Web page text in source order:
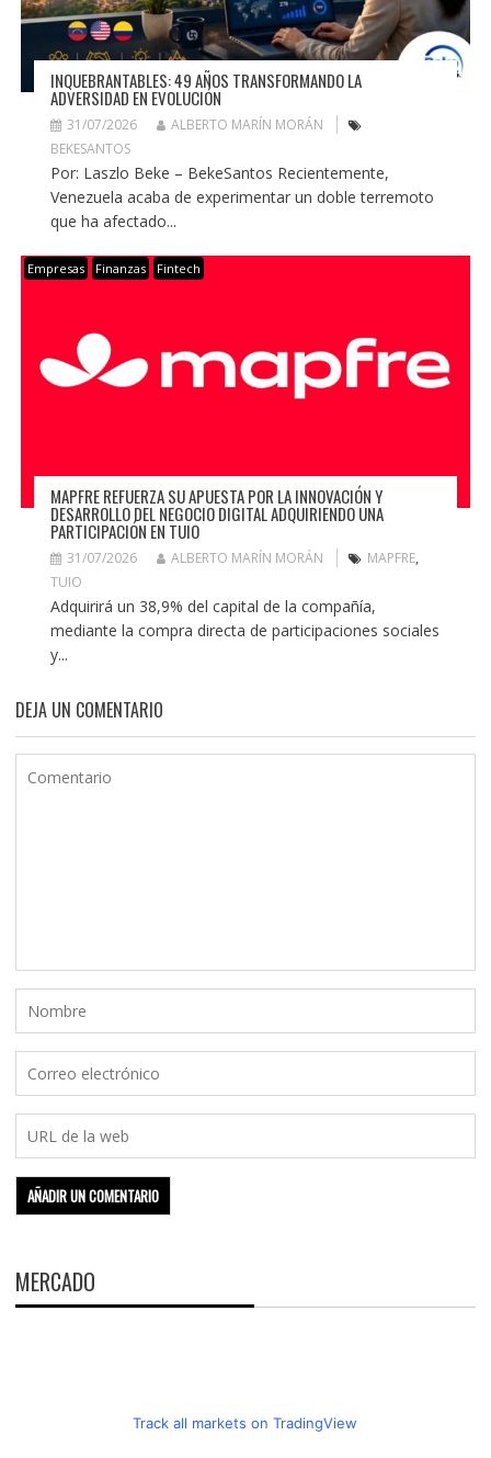
INQUEBRANTABLES: 49 AÑOS TRANSFORMANDO LA
ADVERSIDAD EN EVOLUCIÓN
31/07/2026
ALBERTO MARÍN MORÁN
BEKESANTOS
Por: Laszlo Beke – BekeSantos Recientemente,
Venezuela acaba de experimentar un doble terremoto
que ha afectado...
Empresas Finanzas Fintech
MAPFRE REFUERZA SU APUESTA POR LA INNOVACIÓN Y
DESARROLLO DEL NEGOCIO DIGITAL ADQUIRIENDO UNA
PARTICIPACIÓN EN TUIO
31/07/2026 ALBERTO MARÍN MORÁN MAPFRE,
TUIO
Adquirirá un 38,9% del capital de la compañía,
mediante la compra directa de participaciones sociales
y...
DEJA UN COMENTARIO
MERCADO
Track all markets on TradingView